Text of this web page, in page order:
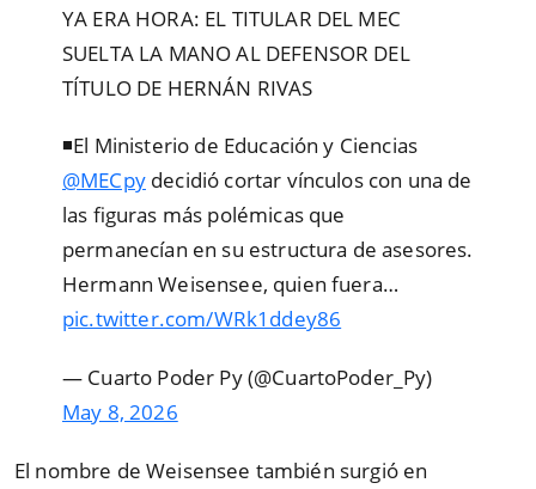
YA ERA HORA: EL TITULAR DEL MEC
SUELTA LA MANO AL DEFENSOR DEL
TÍTULO DE HERNÁN RIVAS
◾El Ministerio de Educación y Ciencias
@MECpydecidió cortar vínculos con una de
las figuras más polémicas que
permanecían en su estructura de asesores.
Hermann Weisensee, quien fuera…
pic.twitter.com/WRk1ddey86
— Cuarto Poder Py (@CuartoPoder_Py)
May 8, 2026
El nombre de Weisensee también surgió en